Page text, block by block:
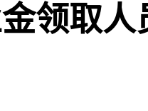
领取